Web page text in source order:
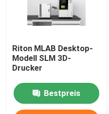
Riton MLAB Desktop-
Modell SLM 3D-
Drucker
Bestpreis